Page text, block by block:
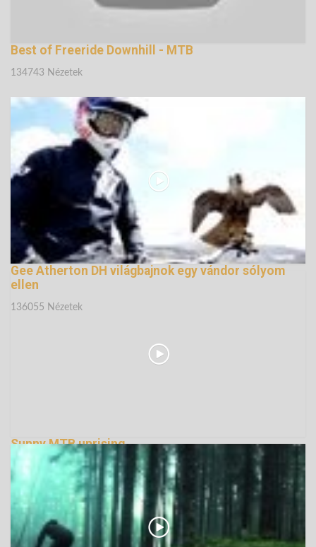
Best of Freeride Downhill - MTB
134743 Nézetek
Gee Atherton DH világbajnok egy vándor sólyom
ellen
136055 Nézetek
Sunny MTB uprising...
135172 Nézetek